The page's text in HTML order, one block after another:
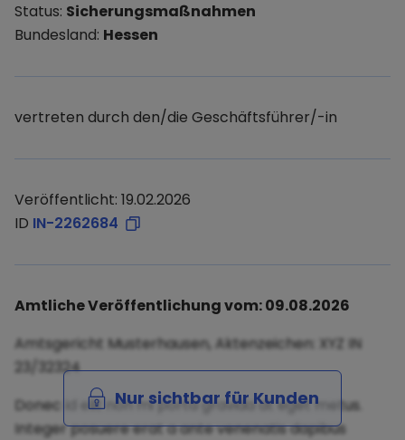
Status: Sicherungsmaßnahmen
Bundesland: Hessen
vertreten durch den/die Geschäftsführer/-in
Veröffentlicht: 19.02.2026
ID IN-2262684
Amtliche Veröffentlichung vom: 09.08.2026
Amtsgericht Musterhausen, Aktenzeichen: XYZ IN
23/32324
Donec id elit non mi porta gravida at eget metus.
Integer posuere erat a ante venenatis dapibus
Nur sichtbar für Kunden